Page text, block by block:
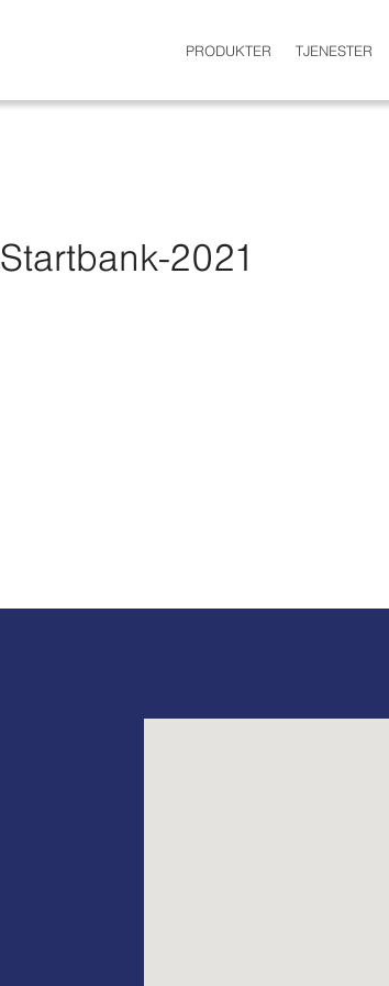
PRODUKTER TJENESTER
Startbank-2021